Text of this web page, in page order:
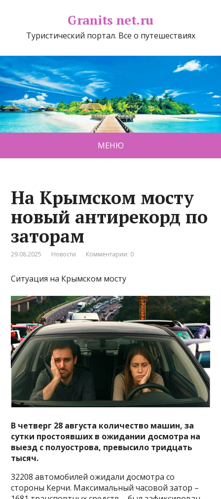
Granits net.ru
Туристический портал. Все о путешествиях
МЕНЮ
На Крымском мосту
новый антирекорд по
заторам
29.08.2025 Новости Комментарии: 0
Ситуация на Крымском мосту
В четверг 28 августа количество машин, за
сутки простоявших в ожидании досмотра на
выезд с полуострова, превысило тридцать
тысяч.
32208 автомобилей ожидали досмотра со
стороны Керчи. Максимальный часовой затор –